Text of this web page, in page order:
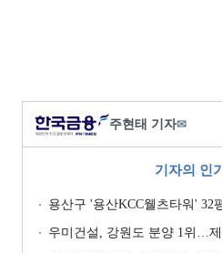
주현태 기자✉
기자의 인
용산구 '용산KCC웰츠타워' 32평, 5.5 떨
우미건설, 강원도 분양 1위…제주는 태왕이